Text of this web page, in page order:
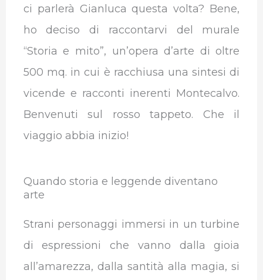
ci parlerà Gianluca questa volta? Bene,
ho deciso di raccontarvi del murale
“Storia e mito”, un’opera d’arte di oltre
500 mq. in cui è racchiusa una sintesi di
vicende e racconti inerenti Montecalvo.
Benvenuti sul rosso tappeto. Che il
viaggio abbia inizio!
Quando storia e leggende diventano
arte
Strani personaggi immersi in un turbine
di espressioni che vanno dalla gioia
all’amarezza, dalla santità alla magia, si